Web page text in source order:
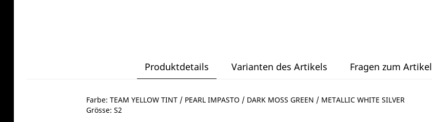
Produktdetails Varianten des Artikels Fragen zum Artikel
Farbe: TEAM YELLOW TINT / PEARL IMPASTO / DARK MOSS GREEN / METALLIC WHITE SILVER
Grösse: S2